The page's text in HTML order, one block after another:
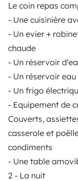
Le coin repas
- Une cuisinière
- Un evier +
chaude
- Un réservoir
- Un réservoir eau
- Un frigo
- Equipement de
Couverts,
casserole et
condiments
- Une table
2 - La nuit
Ab
100 €
Yescapa ist eine
Wohnmobilen und
einfach und
und bieten eine
die Wohnmobile
Note 4.55/5 von